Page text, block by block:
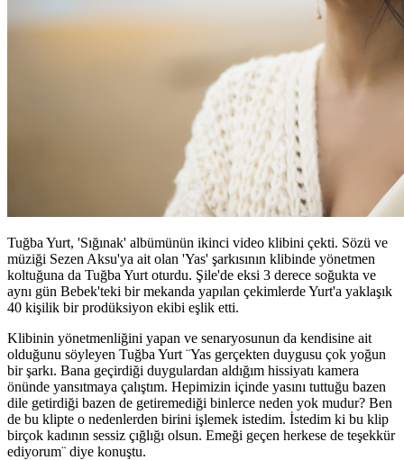
Tuğba Yurt, 'Sığınak' albümünün ikinci video klibini çekti. Sözü ve
müziği Sezen Aksu'ya ait olan 'Yas' şarkısının klibinde yönetmen
koltuğuna da Tuğba Yurt oturdu. Şile'de eksi 3 derece soğukta ve
aynı gün Bebek'teki bir mekanda yapılan çekimlerde Yurt'a yaklaşık
40 kişilik bir prodüksiyon ekibi eşlik etti.
Klibinin yönetmenliğini yapan ve senaryosunun da kendisine ait
olduğunu söyleyen Tuğba Yurt ¨Yas gerçekten duygusu çok yoğun
bir şarkı. Bana geçirdiği duygulardan aldığım hissiyatı kamera
önünde yansıtmaya çalıştım. Hepimizin içinde yasını tuttuğu bazen
dile getirdiği bazen de getiremediği binlerce neden yok mudur? Ben
de bu klipte o nedenlerden birini işlemek istedim. İstedim ki bu klip
birçok kadının sessiz çığlığı olsun. Emeği geçen herkese de teşekkür
ediyorum¨ diye konuştu.